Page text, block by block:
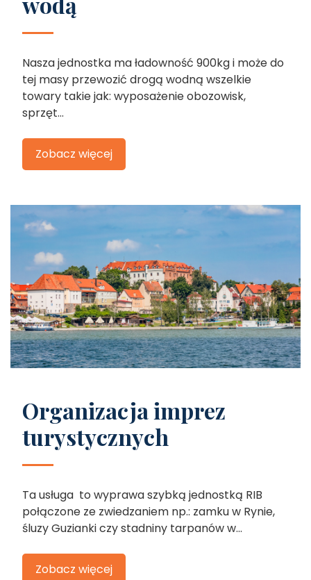
Nasza jednostka ma ładowność 900kg i może do
tej masy przewozić drogą wodną wszelkie
towary takie jak: wyposażenie obozowisk,
sprzęt...
Zobacz więcej
Organizacja imprez
turystycznych
Ta usługa to wyprawa szybką jednostką RIB
połączone ze zwiedzaniem np.: zamku w Rynie,
śluzy Guzianki czy stadniny tarpanów w...
Zobacz więcej